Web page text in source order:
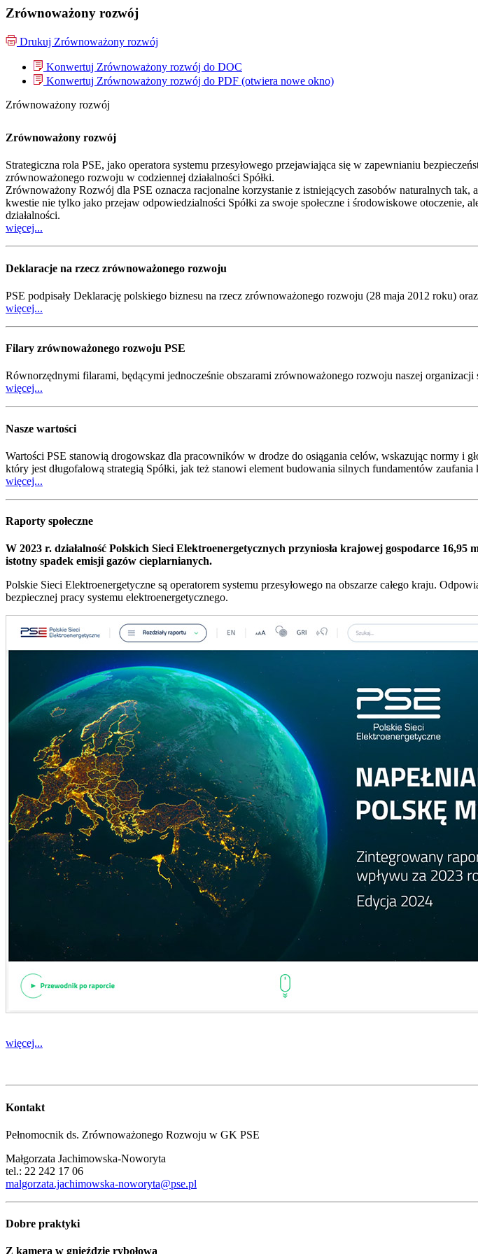
Zrównoważony rozwój
Drukuj Zrównoważony rozwój
Konwertuj Zrównoważony rozwój do DOC
Konwertuj Zrównoważony rozwój do PDF (otwiera nowe okno)
Zrównoważony rozwój
Zrównoważony rozwój
Strategiczna rola PSE, jako operatora systemu przesyłowego przejawiająca się w zapewnianiu
zrównoważonego rozwoju w codziennej działalności Spółki.
Zrównoważony Rozwój dla PSE oznacza racjonalne korzystanie z istniejących zasobów naturalnych
kwestie nie tylko jako przejaw odpowiedzialności Spółki za swoje społeczne i środowiskowe otoczenie,
działalności.
więcej...
Deklaracje na rzecz zrównoważonego rozwoju
PSE podpisały Deklarację polskiego biznesu na rzecz zrównoważonego rozwoju (28 maja 2012 roku)
więcej...
Filary zrównoważonego rozwoju PSE
Równorzędnymi filarami, będącymi jednocześnie obszarami zrównoważonego rozwoju naszej organizacji
więcej...
Nasze wartości
Wartości PSE stanowią drogowskaz dla pracowników w drodze do osiągania celów, wskazując normy i
który jest długofalową strategią Spółki, jak też stanowi element budowania silnych fundamentów
więcej...
Raporty społeczne
W 2023 r. działalność Polskich Sieci Elektroenergetycznych przyniosła krajowej gospodarce
istotny spadek emisji gazów cieplarnianych.
Polskie Sieci Elektroenergetyczne są operatorem systemu przesyłowego na obszarze całego kraju.
bezpiecznej pracy systemu elektroenergetycznego.
więcej...
Kontakt
Pełnomocnik ds. Zrównoważonego Rozwoju w GK PSE
Małgorzata Jachimowska-Noworyta
tel.: 22 242 17 06
malgorzata.jachimowska-noworyta@pse.pl
Dobre praktyki
Z kamerą w gnieździe rybołowa